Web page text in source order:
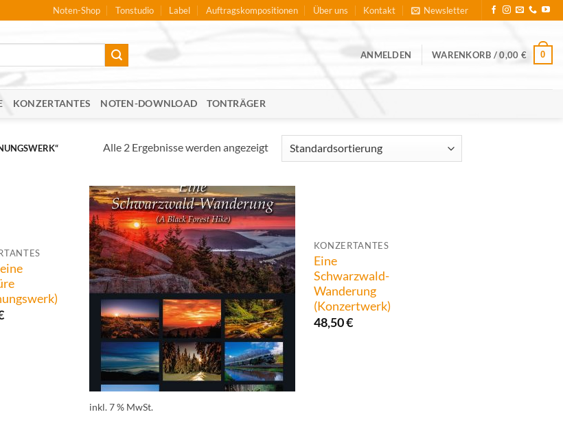
Noten-Shop Tonstudio Label Auftragskompositionen Über uns Kontakt Newsletter
ANMELDEN WARENKORB /0,00 € 0
KONZERTANTES NOTEN-DOWNLOAD TONTRÄGER
Alle 2 Ergebnisse werden angezeigt
KONZERTANTES
Eine
Schwarzwald-
Wanderung
(Konzertwerk)
48,50€
inkl. 7 % MwSt.